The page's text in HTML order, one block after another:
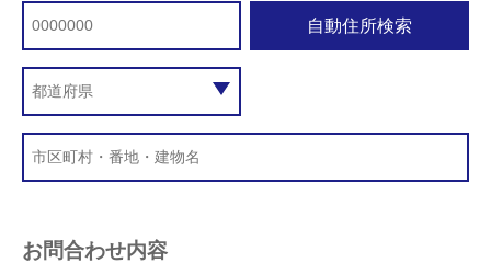
自動住所検索
お問合わせ内容